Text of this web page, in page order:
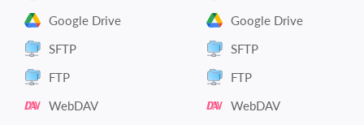
Google Drive
SFTP
FTP
WebDAV
Google Drive
SFTP
FTP
WebDAV